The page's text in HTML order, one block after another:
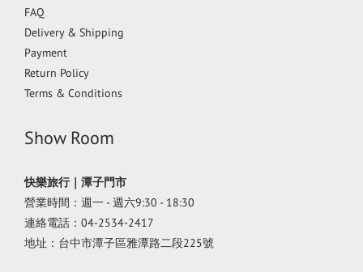
FAQ
Delivery & Shipping
Payment
Return Policy
Terms & Conditions
Show Room
快樂旅行｜潭子門市
營業時間：週一 - 週六9:30 - 18:30
連絡電話：04-2534-2417
地址：台中市潭子區雅潭路二段225號